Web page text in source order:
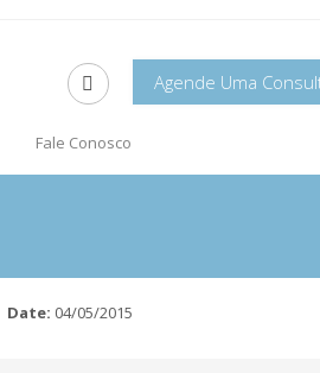
Agende Uma
Fale Conosco
Date: 04/05/2015